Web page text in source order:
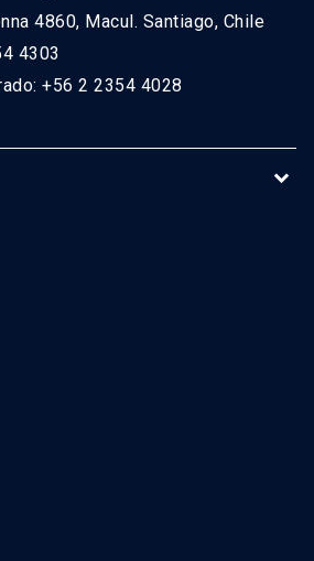
4860, Macul. Santiago, Chile
4303
+56 2 2354 4028